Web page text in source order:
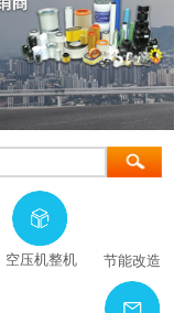
空压机整机 节能改造